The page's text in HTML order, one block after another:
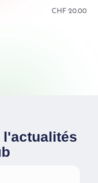
CHF20.00
l'actualités